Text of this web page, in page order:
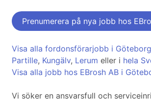
Prenumerera på nya jobb hos
Visa alla fordonsförarjobb i Göteborg
Partille, Kungälv, Lerum eller i hela
Visa alla jobb hos EBrosh AB i
Vi söker en ansvarsfull och